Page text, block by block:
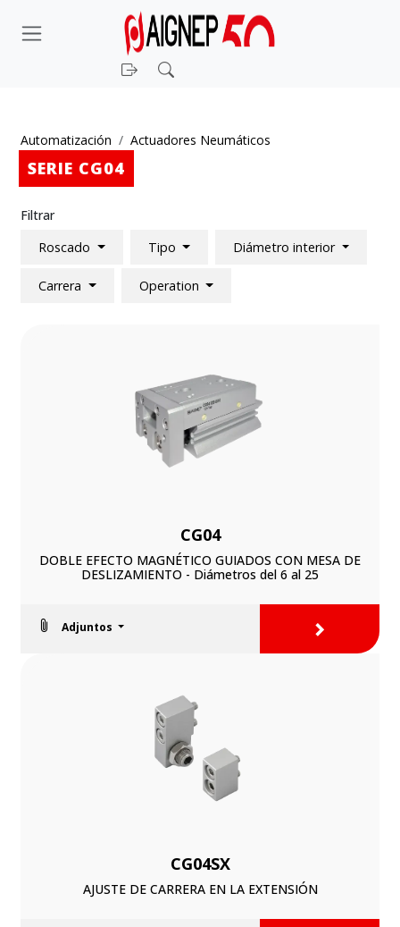
Iniciar sesión
Automatización Actuadores Neumáticos
SERIE CG04
Filtrar
Roscado
Tipo Diámetro interior
Carrera Operation
CG04
DOBLE EFECTO MAGNÉTICO GUIADOS CON MESA DE
DESLIZAMIENTO - Diámetros del 6 al 25
Adjuntos >
CG04SX
AJUSTE DE CARRERA EN LA EXTENSIÓN